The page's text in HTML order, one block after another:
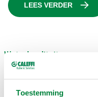
Toestemming
LEES VERDER
Waterkwaliteit